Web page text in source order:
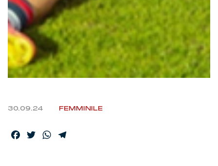
30.09.24 FEMMINILE
Facebook
TwitterWhatsApp